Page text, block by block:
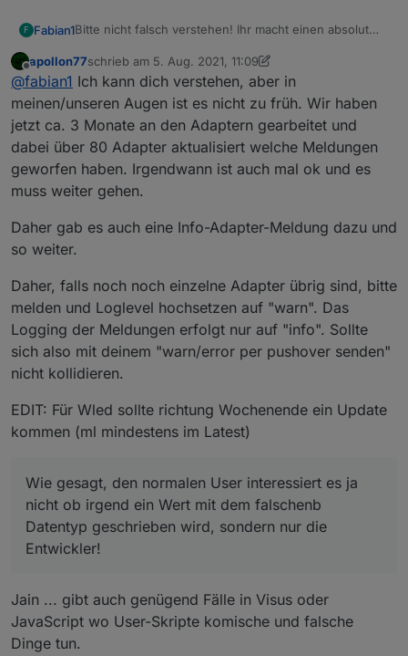
F Fabian1Bitte nicht falsch verstehen! Ihr macht einen absolut
und auf Github requests reagiert wird ist mega. ABER
ich find es persönlich viel zu früh den js-controller 3.3
ins stable zu bringen.
Zumindest nicht ohne die Möglichkeit die wrong Type
Meldungen mit einer Einstellung zu unterdrücken. Ich
verstehe, dass ihr aufräumen wollt um den wildwuchs
bei Adaptern in den Griff zu kriegen, aber da kann ja
der normale User nichts für.
Ich zum Beispiel versuche meine logs super clean zu
halten, da ich mir jede Info, Warnung und Error
Meldung per Pushover schicken lasse und das hat bis
jetzt hervorragend funktioniert, da ich selbst darauf
achte, dass nichts unnötiges im log aufläuft. Jetzt mit
dem js-controller 3.3 ist das unmöglich, da z.B. der
WLED Adapter 100te von Meldungen rauswirft.
Gibt es die Möglichkeit, das Systemseitig zu
unterdrücken OHNE das loglevel umzustellen. Wie
gesagt, den normalen User interessiert es ja nicht ob
irgend ein Wert mit dem falschenb Datentyp
geschrieben wird, sondern nur die Entwickler!
Offline
apollon77schrieb am 5. Aug. 2021, 11:09
zuletzt editiert von apollon778. Mai 2021, 13:16
@fabian1 Ich kann dich verstehen, aber in
meinen/unseren Augen ist es nicht zu früh. Wir haben
jetzt ca. 3 Monate an den Adaptern gearbeitet und
dabei über 80 Adapter aktualisiert welche Meldungen
geworfen haben. Irgendwann ist auch mal ok und es
muss weiter gehen.
Daher gab es auch eine Info-Adapter-Meldung dazu und
so weiter.
Daher, falls noch noch einzelne Adapter übrig sind, bitte
melden und Loglevel hochsetzen auf "warn". Das
Logging der Meldungen erfolgt nur auf "info". Sollte
sich also mit deinem "warn/error per pushover senden"
nicht kollidieren.
EDIT: Für Wled sollte richtung Wochenende ein Update
kommen (ml mindestens im Latest)
Wie gesagt, den normalen User interessiert es ja
nicht ob irgend ein Wert mit dem falschenb
Datentyp geschrieben wird, sondern nur die
Entwickler!
Jain ... gibt auch genügend Fälle in Visus oder
JavaScript wo User-Skripte komische und falsche
Dinge tun.